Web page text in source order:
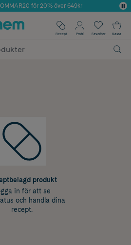
2025 inom Skönhet
för 20% över 649kr
✓ Fri frakt
på alla köp*
Recept Profil Favoriter Kassa
produkt
in för att se
och handla dina
recept.